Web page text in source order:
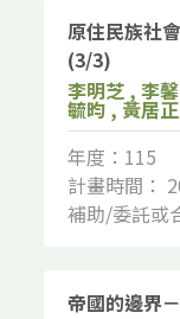
原住民族社
(3/3)
李明芝 , 李
毓昀 , 黃居
年度：115
計畫時間：
補助/委託或
帝國的邊界